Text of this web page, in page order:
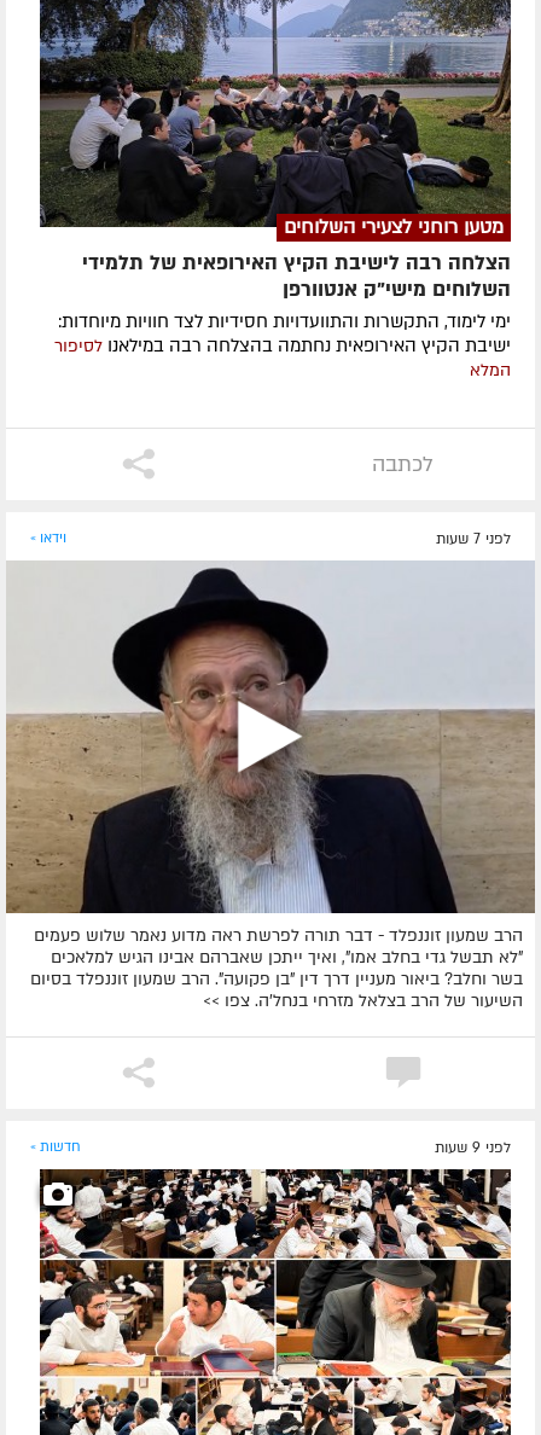
מטען רוחני לצעירי השלוחים
הצלחה רבה לישיבת הקיץ האירופאית של תלמידי
השלוחים מישי"ק אנטוורפן
ימי לימוד, התקשרות והתוועדויות חסידיות לצד חוויות מיוחדות:
ישיבת הקיץ האירופאית נחתמה בהצלחה רבה במילאנו לסיפור
המלא
לכתבה
לפני 7 שעות וידאו »
הרב שמעון זוננפלד - דבר תורה לפרשת ראה מדוע נאמר שלוש פעמים
"לא תבשל גדי בחלב אמו", ואיך ייתכן שאברהם אבינו הגיש למלאכים
בשר וחלב? ביאור מעניין דרך דין "בן פקועה". הרב שמעון זוננפלד בסיום
השיעור של הרב בצלאל מזרחי בנחל'ה. צפו >>
לפני 9 שעות חדשות »